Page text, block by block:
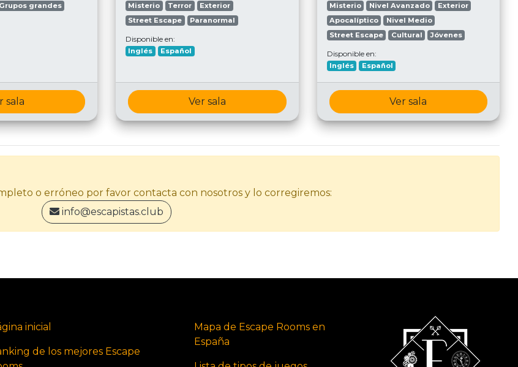
Grupos grandes
sala
Misterio Terror
Exterior
Street Escape
Paranormal
Disponible en:
Inglés Español
Ver sala
Misterio Nivel Avanzado
Exterior
Apocalíptico
Nivel Medio
Street Escape
Cultural Jóvenes
Disponible en:
Inglés Español
Ver sala
o erróneo por favor contacta con nosotros y lo corregiremos:
info@escapistas.club
inicial
de los mejores Escape
Mapa de Escape Rooms en
España